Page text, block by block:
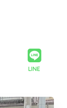
LINE